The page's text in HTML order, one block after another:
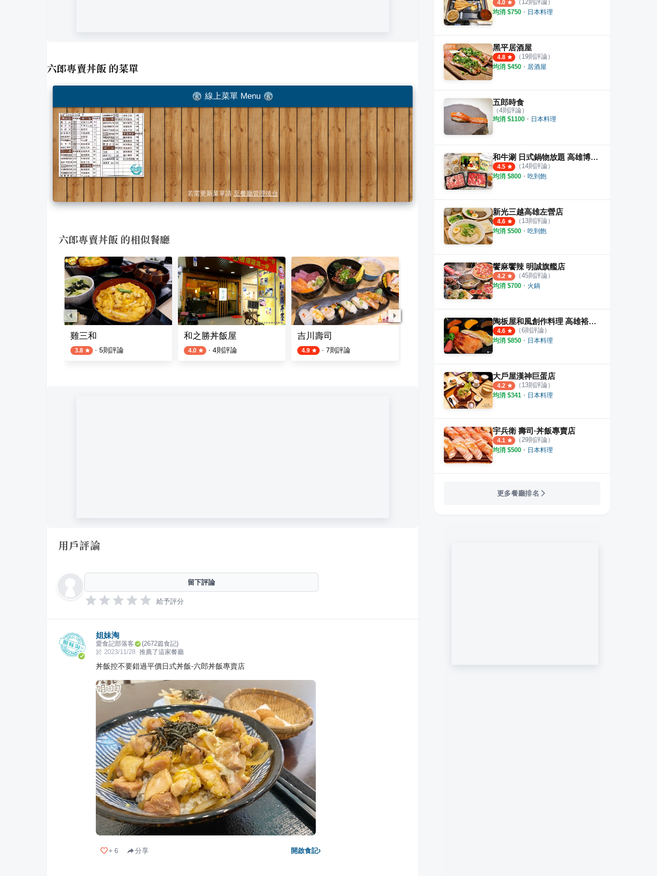
六郎專賣丼飯 的菜單
線上菜單 Menu
若需更新菜單請 至餐廳管理後台
六郎專賣丼飯 的相似餐廳
雞三和
3.8 · 5則評論
和之勝丼飯屋
4.0 · 4則評論
吉川壽司
4.9 · 7則評論
根津食堂
24則評論
梁社漢排骨 左營富國店
用戶評論
留下評論
給予評分
姐妹淘
愛食記部落客 (2672篇食記)
於 2023/11/28 推薦了這家餐廳
丼飯控不要錯過平價日式丼飯-六郎丼飯專賣店
+ 6 分享 開啟食記›
4.0 （ 12則評論）
均消 $750 ・ 日本料理
黑平居酒屋
4.8 （ 19則評論）
均消 $450 ・ 居酒屋
五郎時食
（4則評論）
均消 $1100 ・ 日本料理
和牛涮 日式鍋物放題 高雄博愛店
4.5 （ 14則評論）
均消 $800 ・ 吃到飽
新光三越高雄左營店
4.6 （ 13則評論）
均消 $500 ・ 吃到飽
饗麻饗辣 明誠旗艦店
4.2 （45則評論）
均消 $700 ・ 火鍋
陶板屋和風創作料理 高雄裕誠店
4.6 （6則評論）
均消 $850 ・ 日本料理
大戶屋漢神巨蛋店
4.2 （ 13則評論）
均消 $341 ・ 日本料理
宇兵衛 壽司·丼飯專賣店
4.1 （29則評論）
均消 $500 ・ 日本料理
更多餐廳排名